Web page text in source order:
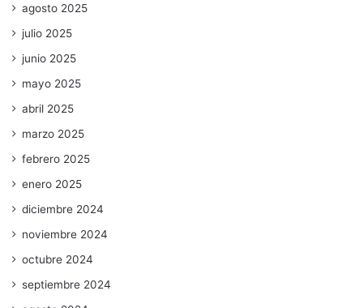
agosto 2025
julio 2025
junio 2025
mayo 2025
abril 2025
marzo 2025
febrero 2025
enero 2025
diciembre 2024
noviembre 2024
octubre 2024
septiembre 2024